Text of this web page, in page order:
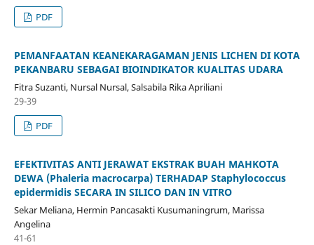
PDF
PEMANFAATAN KEANEKARAGAMAN JENIS LICHEN DI KOTA
PEKANBARU SEBAGAI BIOINDIKATOR KUALITAS UDARA
Fitra Suzanti, Nursal Nursal, Salsabila Rika Apriliani
29-39
PDF
EFEKTIVITAS ANTI JERAWAT EKSTRAK BUAH MAHKOTA
DEWA (Phaleria macrocarpa) TERHADAP Staphylococcus
epidermidis SECARA IN SILICO DAN IN VITRO
Sekar Meliana, Hermin Pancasakti Kusumaningrum, Marissa
Angelina
41-61